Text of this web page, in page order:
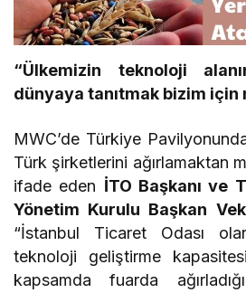
“Ülkemizin teknoloji
dünyaya tanıtmak bizim
MWC’de Türkiye
Türk şirketlerini ağırlamaktan
ifade eden İTO Başkanı ve
Yönetim Kurulu Başkan
“İstanbul Ticaret Odası
teknoloji geliştirme
kapsamda fuarda